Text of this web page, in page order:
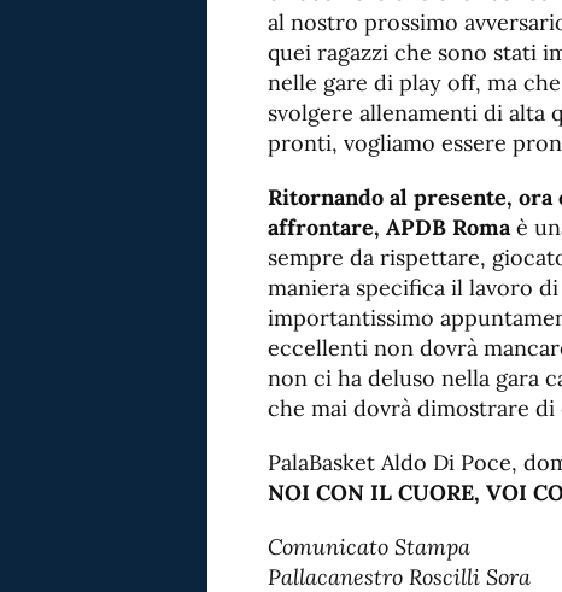
al nostro prossimo
quei ragazzi che sono stati
nelle gare di play off, ma
svolgere allenamenti di alta
pronti, vogliamo essere
Ritornando al presente, ora
affrontare, APDB Romaè
sempre da rispettare,
maniera specifica il lavoro
importantissimo
eccellenti non dovrà
non ci ha deluso nella gara
che mai dovrà dimostrare
PalaBasket Aldo Di Poce,
NOI CON IL CUORE, VOI
Comunicato Stampa
Pallacanestro Roscilli Sora